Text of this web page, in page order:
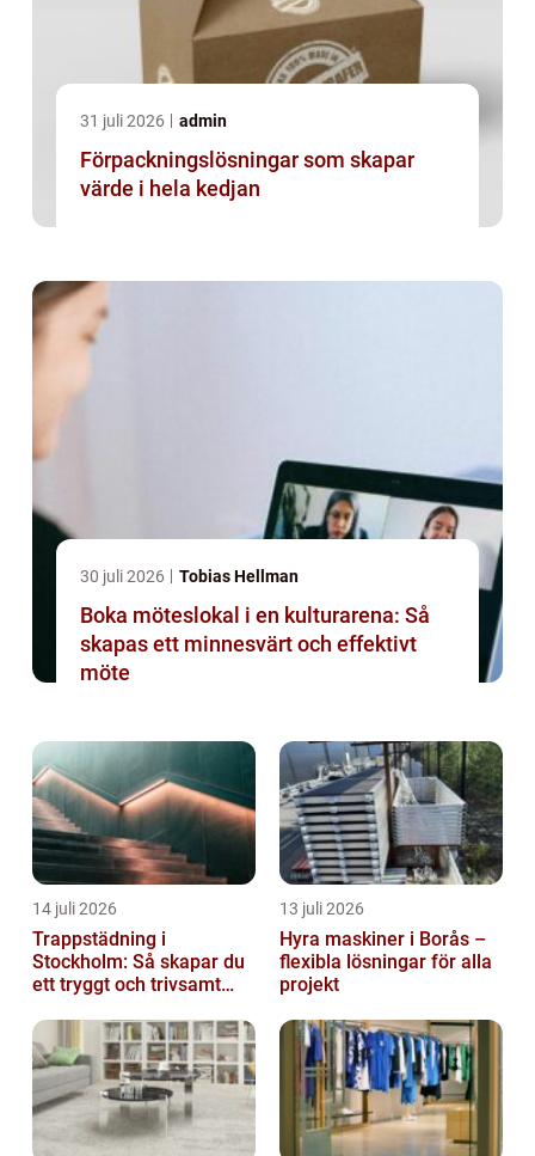
31 juli 2026 admin
Förpackningslösningar som skapar
värde i hela kedjan
30 juli 2026 Tobias Hellman
Boka möteslokal i en kulturarena: Så
skapas ett minnesvärt och effektivt
möte
14 juli 2026
Trappstädning i
Stockholm: Så skapar du
ett tryggt och trivsamt
13 juli 2026
Hyra maskiner i Borås –
flexibla lösningar för alla
projekt